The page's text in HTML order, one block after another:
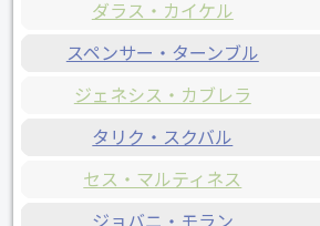
ダラス・カイケル
スペンサー・ターンブル
ジェネシス・カブレラ
タリク・スクバル
セス・マルティネス
ジョバニ・モラン